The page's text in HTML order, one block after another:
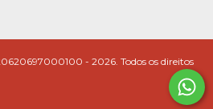
- 2026. Todos os direitos